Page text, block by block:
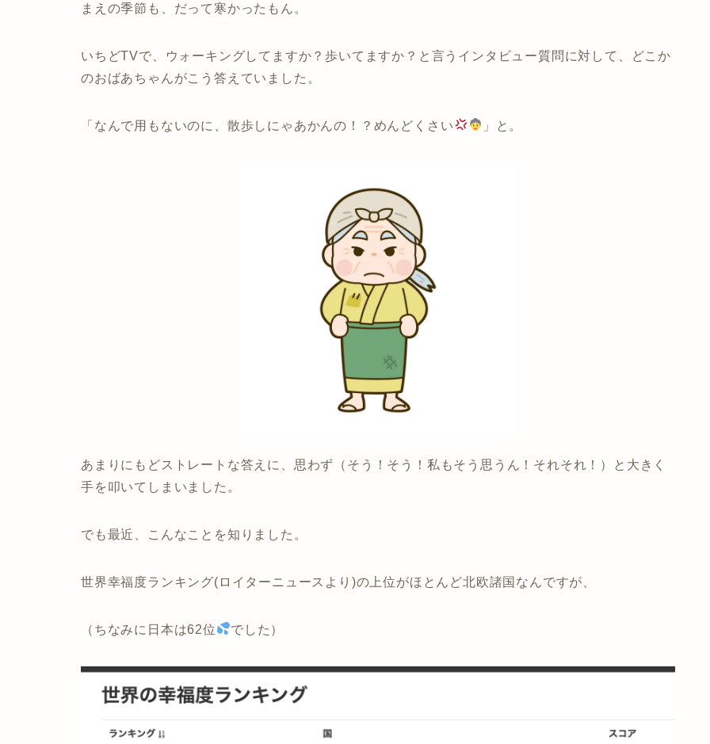
まえの季節も、だって寒かったもん。
いちどTVで、ウォーキングしてますか？歩いてますか？と言うインタビュー質問に対して、どこか
のおばあちゃんがこう答えていました。
「なんで用もないのに、散歩しにゃあかんの！？めんどくさい 」と。
あまりにもどストレートな答えに、思わず（そう！そう！私もそう思うん！それそれ！）と大きく
手を叩いてしまいました。
でも最近、こんなことを知りました。
世界幸福度ランキング(ロイターニュースより)の上位がほとんど北欧諸国なんですが、
（ちなみに日本は62位 でした）